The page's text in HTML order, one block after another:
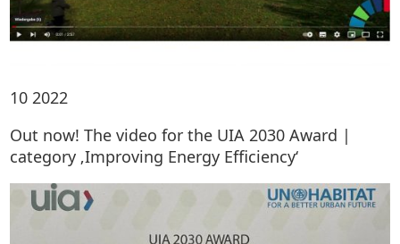
10 2022
Out now! The video for the UIA 2030 Award |
category ‚Improving Energy Efficiency‘